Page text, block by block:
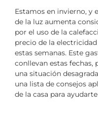
Estamos en invierno, y
de la luz aumenta
por el uso de la
precio de la
estas semanas. Este
conllevan estas fechas,
una situación
una lista de consejos
de la casa para